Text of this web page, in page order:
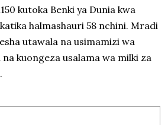
kutoka Benki ya Dunia kwa
halmashauri 58 nchini. Mradi
utawala na usimamizi wa
kuongeza usalama wa milki za